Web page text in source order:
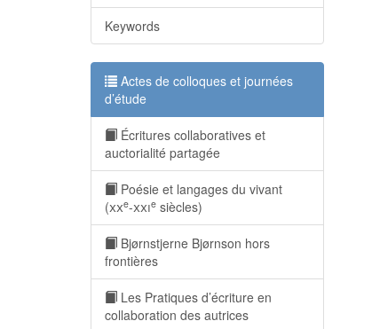
Keywords
Actes de colloques et journées
d’étude
Écritures collaboratives et
auctorialité partagée
Poésie et langages du vivant
(xxe-xxie siècles)
Bjørnstjerne Bjørnson hors
frontières
Les Pratiques d’écriture en
collaboration des autrices